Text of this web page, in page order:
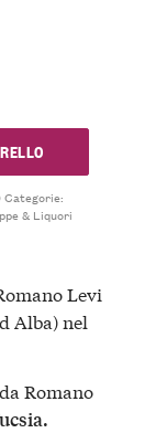
Categorie:
& Liquori
Levi
Alba) nel
Romano